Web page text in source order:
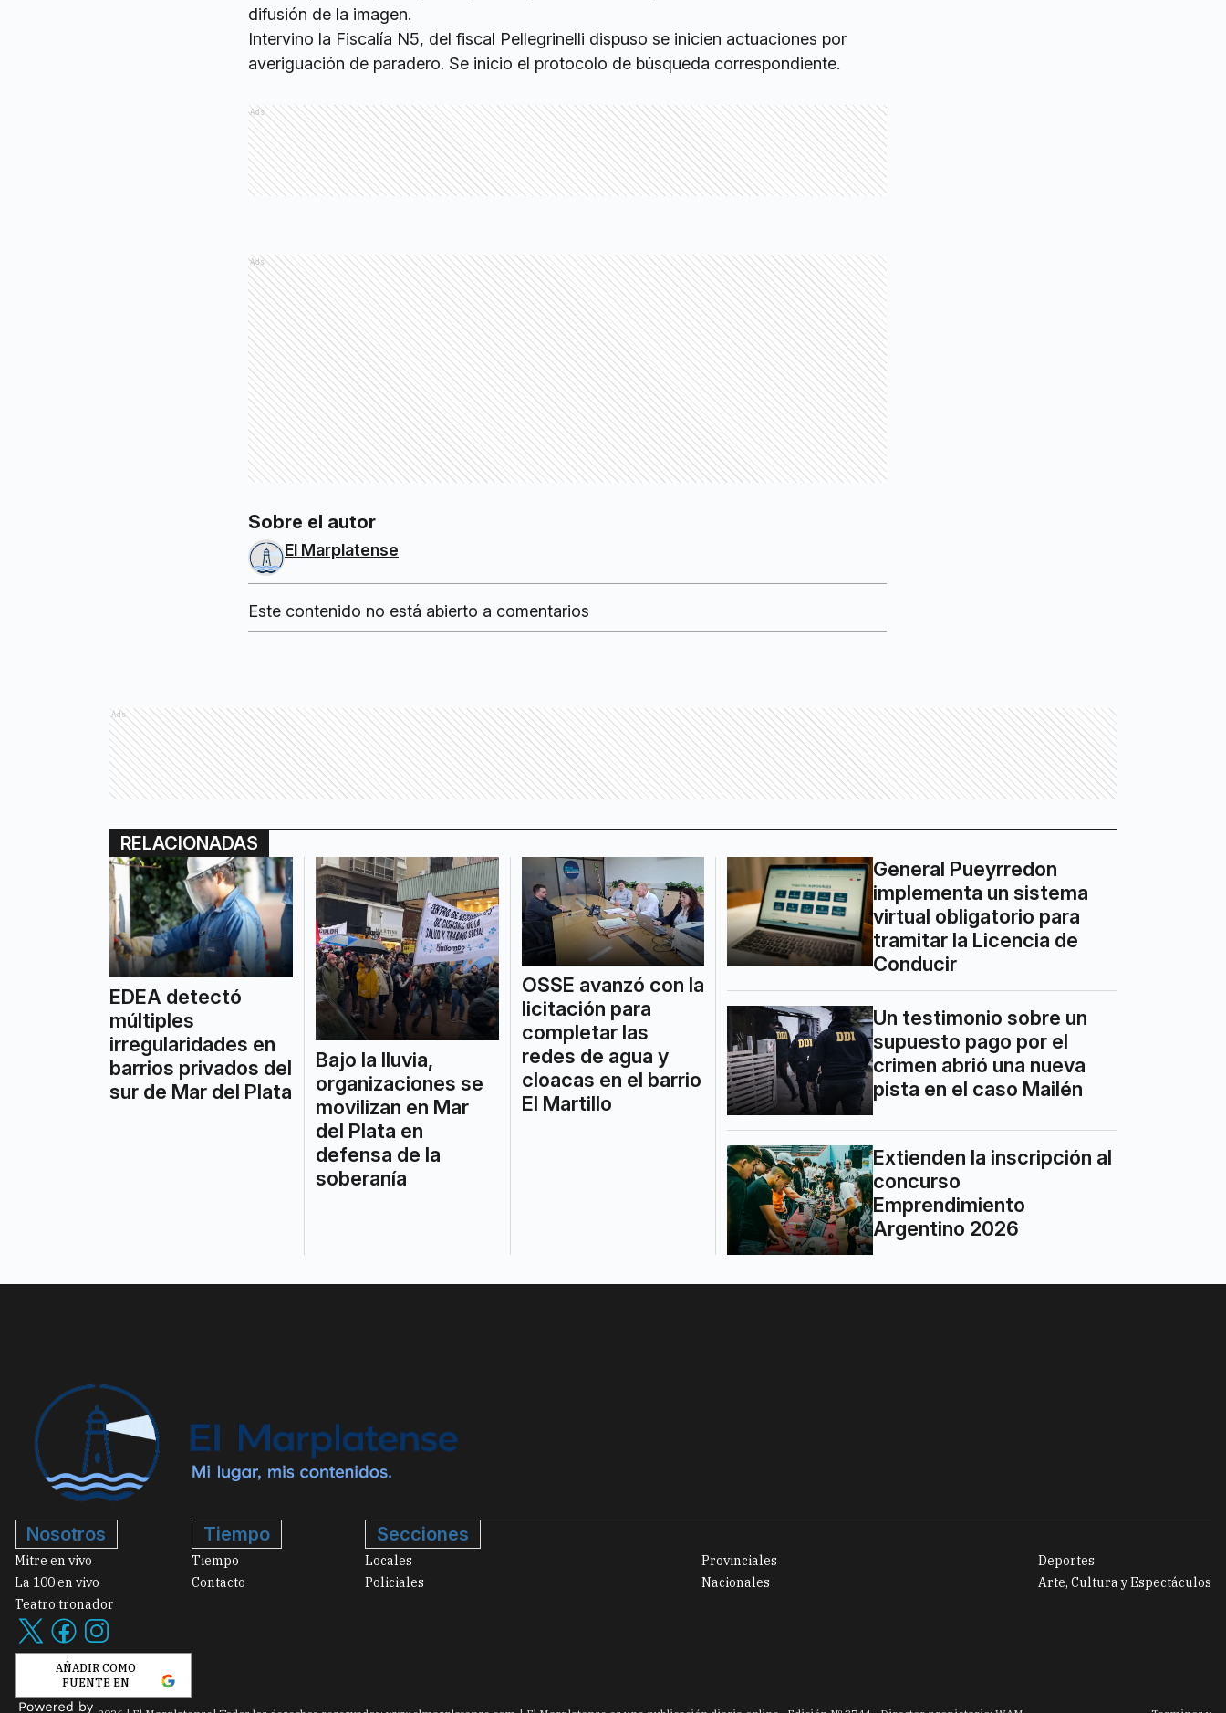
difusión de la imagen.
Intervino la Fiscalía N5, del fiscal Pellegrinelli dispuso se inicien actuaciones por
averiguación de paradero. Se inicio el protocolo de búsqueda correspondiente.
Ads
Ads
Sobre el autor
El Marplatense
Este contenido no está abierto a comentarios
Ads
RELACIONADAS
EDEA detectó
múltiples
irregularidades en
barrios privados del
sur de Mar del Plata
Bajo la lluvia,
organizaciones se
movilizan en Mar
del Plata en
defensa de la
soberanía
OSSE avanzó con la
licitación para
completar las
redes de agua y
cloacas en el barrio
El Martillo
General Pueyrredon
implementa un sistema
virtual obligatorio para
tramitar la Licencia de
Conducir
Un testimonio sobre un
supuesto pago por el
crimen abrió una nueva
pista en el caso Mailén
Extienden la inscripción al
concurso
Emprendimiento
Argentino 2026
Nosotros
Mitre en vivo
La 100 en vivo
Teatro tronador
AÑADIR COMO
FUENTE EN
Tiempo
Tiempo
Contacto
Secciones
Locales
Policiales
Provinciales
Nacionales
Deportes
Arte, Cultura y Espectáculos